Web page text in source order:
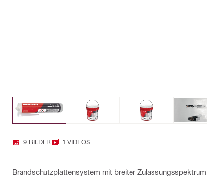
9 BILDER 1 VIDEOS
Brandschutzplattensystem mit breiter Zulassungsspektrum